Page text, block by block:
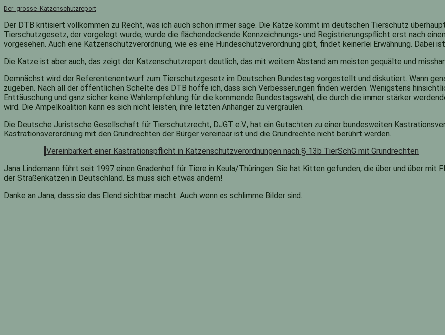
Der_grosse_Katzenschutzreport
Der DTB kritisiert vollkommen zu Recht, was ich auch schon immer sage. Die Katze kommt im deutschen Tierschutz
Tierschutzgesetz, der vorgelegt wurde, wurde die flächendeckende Kennzeichnungs- und Registrierungspflicht erst nach
vorgesehen. Auch eine Katzenschutzverordnung, wie es eine Hundeschutzverordnung gibt, findet keinerlei Erwähnung.
Die Katze ist aber auch, das zeigt der Katzenschutzreport deutlich, das mit weitem Abstand am meisten gequälte und
Demnächst wird der Referentenentwurf zum Tierschutzgesetz im Deutschen Bundestag vorgestellt und diskutiert. Wann
zugeben. Nach all der öffentlichen Schelte des DTB hoffe ich, dass sich Verbesserungen finden werden. Wenigstens
Enttäuschung und ganz sicher keine Wahlempfehlung für die kommende Bundestagswahl, die durch die immer stärker
wird. Die Ampelkoalition kann es sich nicht leisten, ihre letzten Anhänger zu vergraulen.
Die Deutsche Juristische Gesellschaft für Tierschutzrecht, DJGT e.V., hat ein Gutachten zu einer bundesweiten
Kastrationsverordnung mit den Grundrechten der Bürger vereinbar ist und die Grundrechte nicht berührt werden.
Vereinbarkeit einer Kastrationspflicht in Katzenschutzverordnungen nach § 13b TierSchG mit Grundrechten
Jana Lindemann führt seit 1997 einen Gnadenhof für Tiere in Keula/Thüringen. Sie hat Kitten gefunden, die über und über mit
der Straßenkatzen in Deutschland. Es muss sich etwas ändern!
Danke an Jana, dass sie das Elend sichtbar macht. Auch wenn es schlimme Bilder sind.